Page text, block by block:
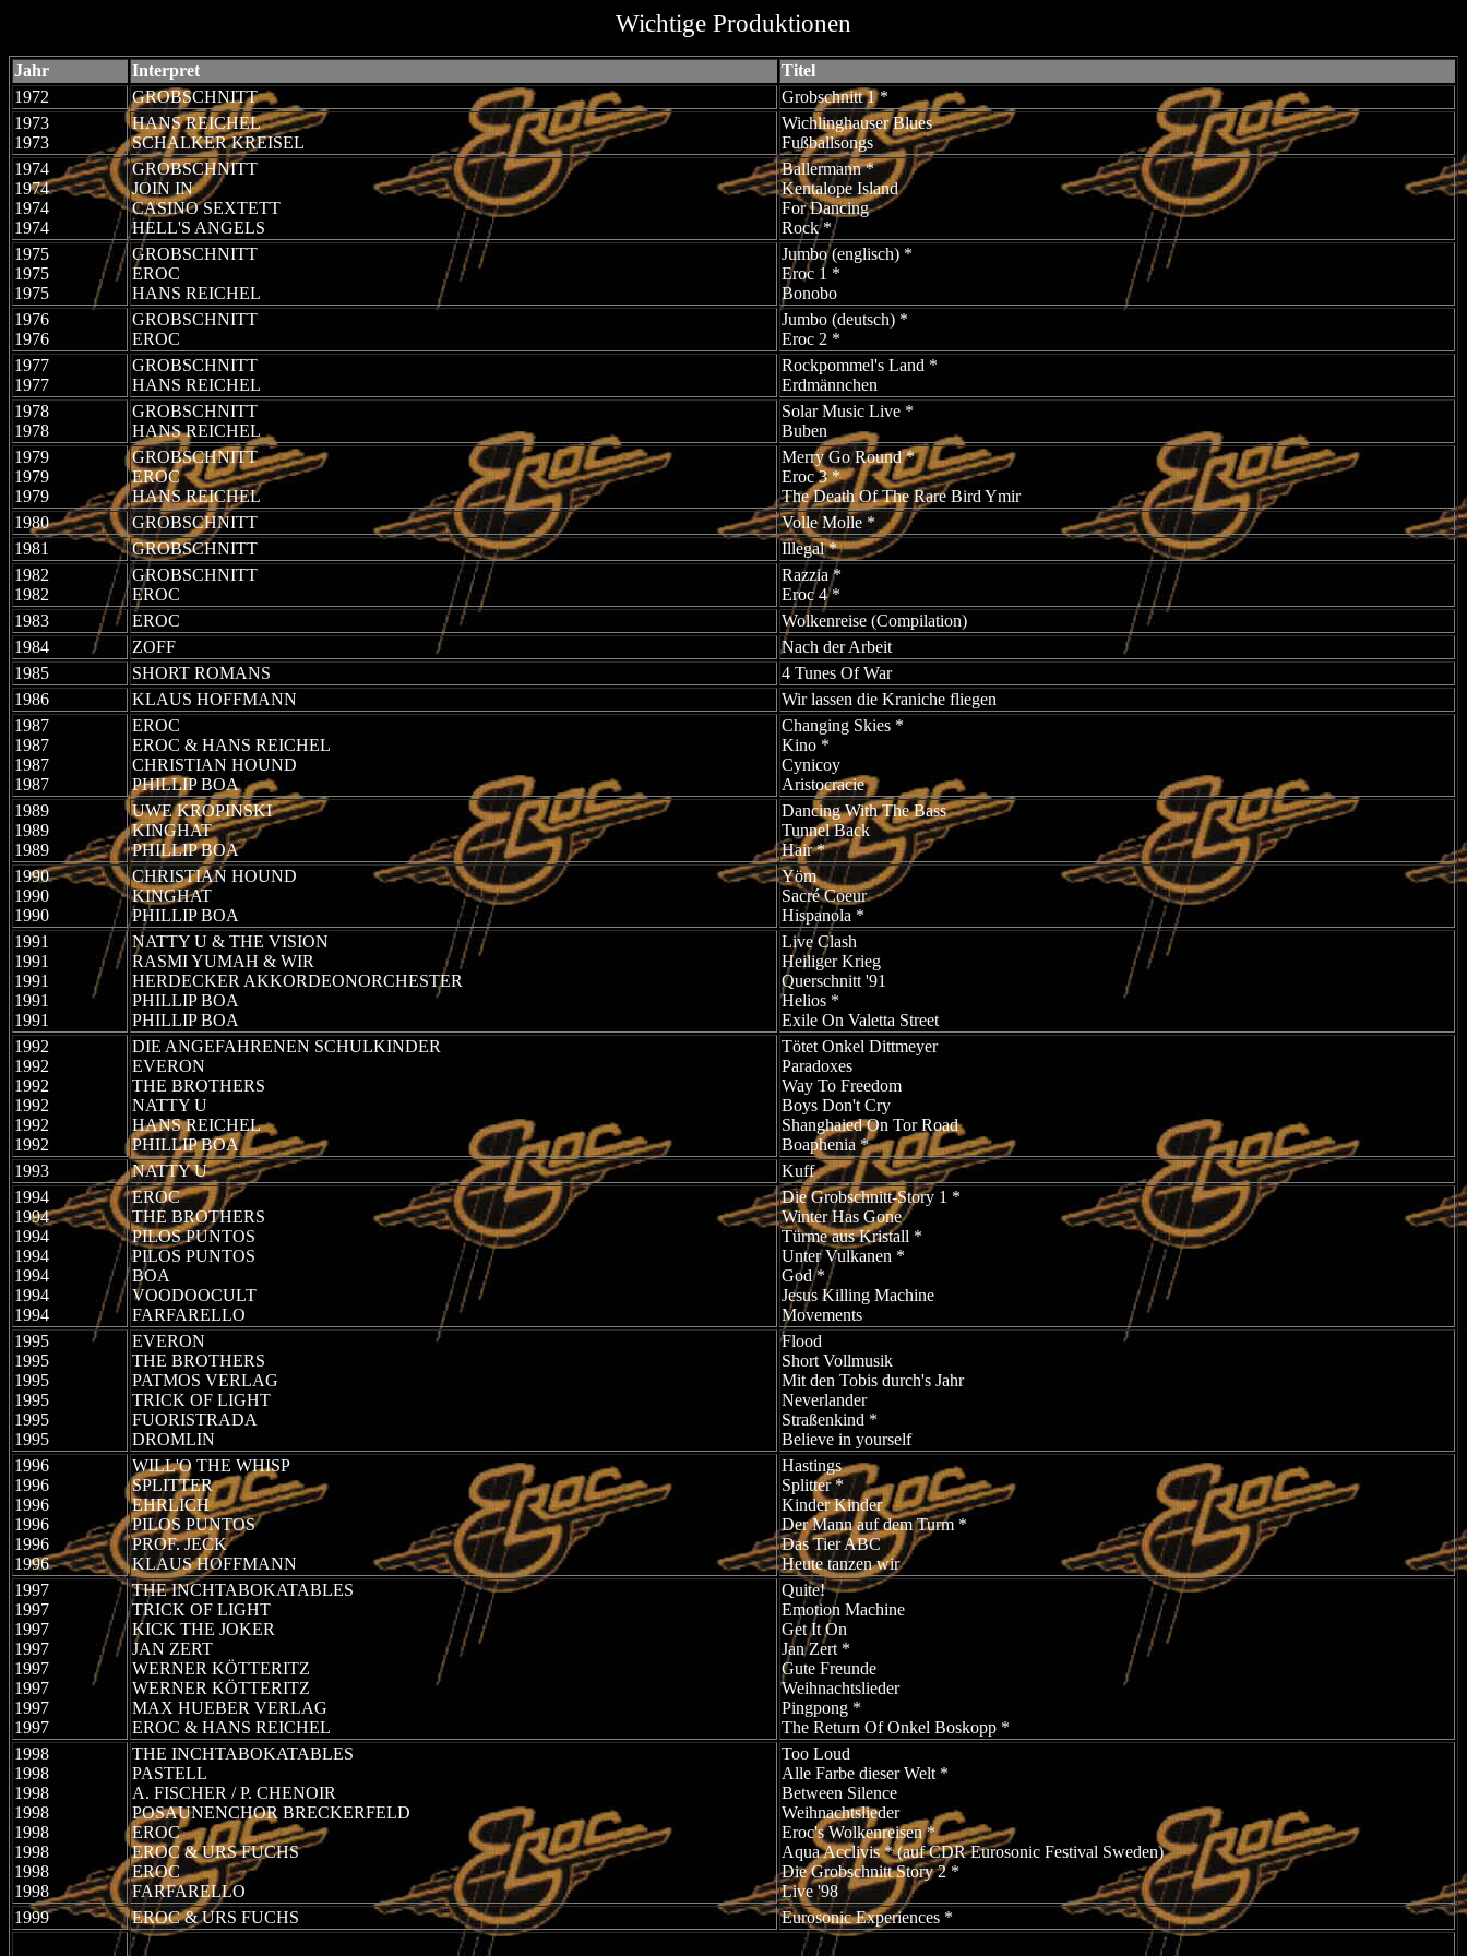
Wichtige Produktionen
Jahr Interpret
Titel
1972
GROBSCHNITT
Grobschnitt 1 *
1973
1973
HANS REICHEL
SCHALKER KREISEL
Wichlinghauser Blues
Fußballsongs
1974
1974
1974
1974
GROBSCHNITT
JOIN IN
CASINO SEXTETT
HELL'S ANGELS
Ballermann *
Kentalope Island
For Dancing
Rock *
1975
1975
1975
GROBSCHNITT
EROC
HANS REICHEL
Jumbo (englisch) *
Eroc 1 *
Bonobo
1976
1976
GROBSCHNITT
EROC
Jumbo (deutsch) *
Eroc 2 *
1977
1977
GROBSCHNITT
HANS REICHEL
Rockpommel's Land *
Erdmännchen
1978
1978
GROBSCHNITT
HANS REICHEL
Solar Music Live *
Buben
1979
1979
1979
GROBSCHNITT
EROC
HANS REICHEL
Merry Go Round *
Eroc 3 *
The Death Of The Rare Bird Ymir
1980
GROBSCHNITT
Volle Molle *
1981
GROBSCHNITT
Illegal *
1982
1982
GROBSCHNITT
EROC
Razzia *
Eroc 4 *
1983
EROC
Wolkenreise (Compilation)
1984
ZOFF
Nach der Arbeit
1985
SHORT ROMANS
4 Tunes Of War
1986
KLAUS HOFFMANN
Wir lassen die Kraniche fliegen
1987
1987
1987
1987
EROC
EROC & HANS REICHEL
CHRISTIAN HOUND
PHILLIP BOA
Changing Skies *
Kino *
Cynicoy
Aristocracie
1989
1989
1989
UWE KROPINSKI
KINGHAT
PHILLIP BOA
Dancing With The Bass
Tunnel Back
Hair *
1990
1990
1990
CHRISTIAN HOUND
KINGHAT
PHILLIP BOA
Yöm
Sacré Coeur
Hispanola *
1991
1991
1991
1991
1991
NATTY U & THE VISION
RASMI YUMAH & WIR
HERDECKER AKKORDEONORCHESTER
PHILLIP BOA
PHILLIP BOA
Live Clash
Heiliger Krieg
Querschnitt '91
Helios *
Exile On Valetta Street
1992
1992
1992
1992
1992
1992
DIE ANGEFAHRENEN SCHULKINDER
EVERON
THE BROTHERS
NATTY U
HANS REICHEL
PHILLIP BOA
Tötet Onkel Dittmeyer
Paradoxes
Way To Freedom
Boys Don't Cry
Shanghaied On Tor Road
Boaphenia *
1993
NATTY U
Kuff
1994
1994
1994
1994
1994
1994
1994
EROC
THE BROTHERS
PILOS PUNTOS
PILOS PUNTOS
BOA
VOODOOCULT
FARFARELLO
Die Grobschnitt-Story 1 *
Winter Has Gone
Türme aus Kristall *
Unter Vulkanen *
God *
Jesus Killing Machine
Movements
1995
1995
1995
1995
1995
1995
EVERON
THE BROTHERS
PATMOS VERLAG
TRICK OF LIGHT
FUORISTRADA
DROMLIN
Flood
Short Vollmusik
Mit den Tobis durch's Jahr
Neverlander
Straßenkind *
Believe in yourself
1996
1996
1996
1996
1996
1996
WILL'O THE WHISP
SPLITTER
EHRLICH
PILOS PUNTOS
PROF. JECK
KLAUS HOFFMANN
Hastings
Splitter *
Kinder Kinder
Der Mann auf dem Turm *
Das Tier ABC
Heute tanzen wir
1997
1997
1997
1997
1997
1997
1997
1997
THE INCHTABOKATABLES
TRICK OF LIGHT
KICK THE JOKER
JAN ZERT
WERNER KÖTTERITZ
WERNER KÖTTERITZ
MAX HUEBER VERLAG
EROC & HANS REICHEL
Quite!
Emotion Machine
Get It On
Jan Zert *
Gute Freunde
Weihnachtslieder
Pingpong *
The Return Of Onkel Boskopp *
1998
1998
1998
1998
1998
1998
1998
1998
THE INCHTABOKATABLES
PASTELL
A. FISCHER / P. CHENOIR
POSAUNENCHOR BRECKERFELD
EROC
EROC & URS FUCHS
EROC
FARFARELLO
Too Loud
Alle Farbe dieser Welt *
Between Silence
Weihnachtslieder
Eroc's Wolkenreisen *
Aqua Acclivis * (auf CDR Eurosonic Festival Sweden)
Die Grobschnitt Story 2 *
Live '98
1999
EROC & URS FUCHS Eurosonic Experiences *